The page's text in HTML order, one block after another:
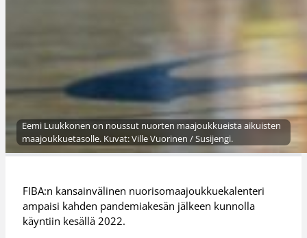
Eemi Luukkonen on noussut nuorten maajoukkueista aikuisten
maajoukkuetasolle. Kuvat: Ville Vuorinen / Susijengi.
FIBA:n kansainvälinen nuorisomaajoukkuekalenteri
ampaisi kahden pandemiakesän jälkeen kunnolla
käyntiin kesällä 2022.